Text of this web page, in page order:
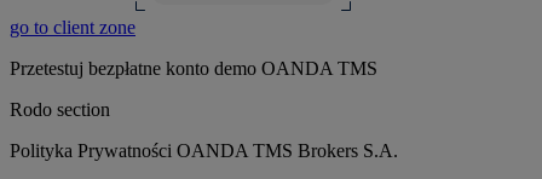
go to client zone
Przetestuj bezpłatne konto demo OANDA TMS
Rodo section
Polityka Prywatności OANDA TMS Brokers S.A.